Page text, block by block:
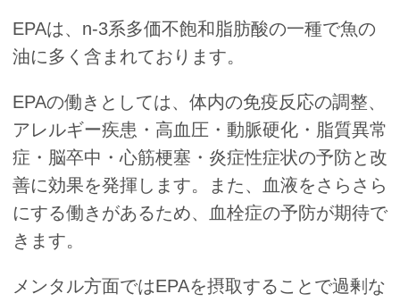
EPAは、n-3系多価不飽和脂肪酸の一種で魚の
油に多く含まれております。
EPAの働きとしては、体内の免疫反応の調整、
アレルギー疾患・高血圧・動脈硬化・脂質異常
症・脳卒中・心筋梗塞・炎症性症状の予防と改
善に効果を発揮します。また、血液をさらさら
にする働きがあるため、血栓症の予防が期待で
きます。
メンタル方面ではEPAを摂取することで過剰な